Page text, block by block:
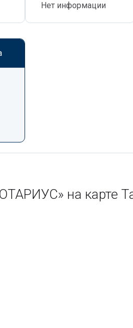
Нет информации
на карте